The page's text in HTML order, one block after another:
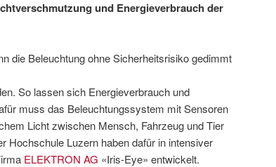
und Energieverbrauch der
die Beleuchtung ohne Sicherheitsrisiko gedimmt
So lassen sich Energieverbrauch und
muss das Beleuchtungssystem mit Sensoren
Licht zwischen Mensch, Fahrzeug und Tier
Hochschule Luzern haben dafür in intensiver
ELEKTRON AG «Iris-Eye» entwickelt.